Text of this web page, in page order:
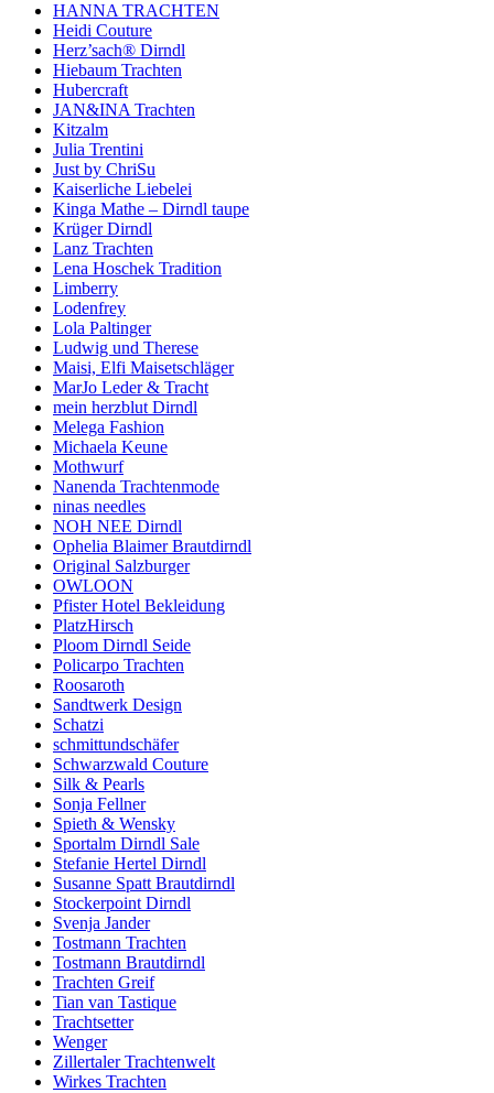
HANNA TRACHTEN
Heidi Couture
Herz’sach® Dirndl
Hiebaum Trachten
Hubercraft
JAN&INA Trachten
Kitzalm
Julia Trentini
Just by ChriSu
Kaiserliche Liebelei
Kinga Mathe – Dirndl taupe
Krüger Dirndl
Lanz Trachten
Lena Hoschek Tradition
Limberry
Lodenfrey
Lola Paltinger
Ludwig und Therese
Maisi, Elfi Maisetschläger
MarJo Leder & Tracht
mein herzblut Dirndl
Melega Fashion
Michaela Keune
Mothwurf
Nanenda Trachtenmode
ninas needles
NOH NEE Dirndl
Ophelia Blaimer Brautdirndl
Original Salzburger
OWLOON
Pfister Hotel Bekleidung
PlatzHirsch
Ploom Dirndl Seide
Policarpo Trachten
Roosaroth
Sandtwerk Design
Schatzi
schmittundschäfer
Schwarzwald Couture
Silk & Pearls
Sonja Fellner
Spieth & Wensky
Sportalm Dirndl Sale
Stefanie Hertel Dirndl
Susanne Spatt Brautdirndl
Stockerpoint Dirndl
Svenja Jander
Tostmann Trachten
Tostmann Brautdirndl
Trachten Greif
Tian van Tastique
Trachtsetter
Wenger
Zillertaler Trachtenwelt
Wirkes Trachten